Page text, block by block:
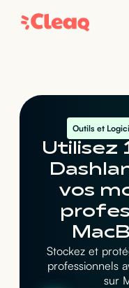
Outils et
Utilisez
vos
Stockez et
professionnels
sur